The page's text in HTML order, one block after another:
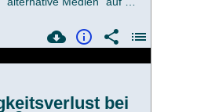
bei